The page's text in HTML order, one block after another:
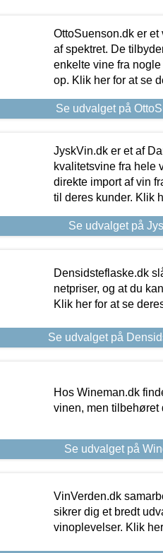
OttoSuenson.dk er
af spektret. De
enkelte vine fra
op. Klik her for at se
Se udvalget på
JyskVin.dk er et af
kvalitetsvine fra hele
direkte import af vin
til deres kunder. Klik
Se udvalget på
Densidsteflaske.dk
netpriser, og at du
Klik her for at se
Se udvalget på
Hos Wineman.dk
vinen, men tilbehøret
Se udvalget på
VinVerden.dk
sikrer dig et bredt
vinoplevelser. Klik